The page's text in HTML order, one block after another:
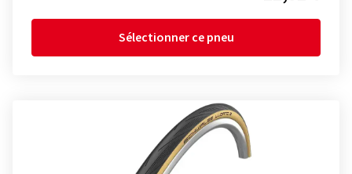
Sélectionner ce pneu